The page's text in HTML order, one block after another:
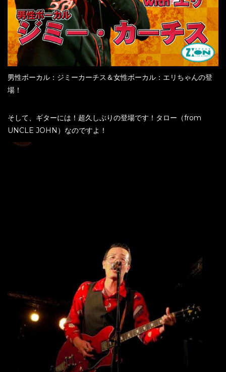
男性ボーカル：ジミーカーチス＆女性ボーカル：エリちゃんの登
場！
そして、ギターには！超久しぶりの登場です！タロー（from
UNCLE JOHN）なのですよ！